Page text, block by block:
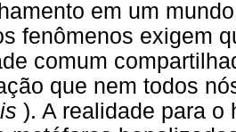
em um
fenômenos exigem
comum
que nem todos
). A realidade para o